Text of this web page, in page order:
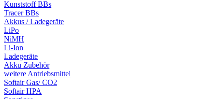
Kunststoff BBs
Tracer BBs
Akkus / Ladegeräte
LiPo
NiMH
Li-Ion
Ladegeräte
Akku Zubehör
weitere Antriebsmittel
Softair Gas/ CO2
Softair HPA